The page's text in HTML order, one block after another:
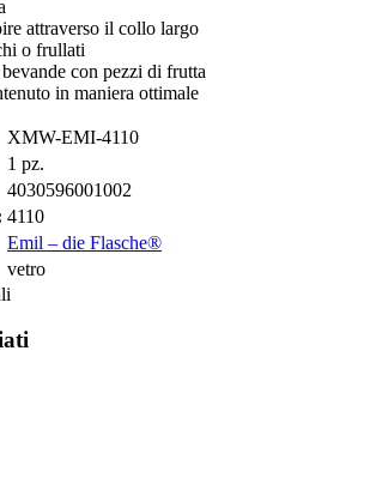
attraverso il collo largo
o frullati
bevande con pezzi di frutta
in maniera ottimale
XMW-EMI-4110
1 pz.
4030596001002
4110
Emil – die Flasche®
vetro